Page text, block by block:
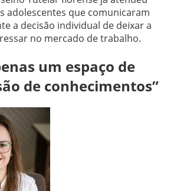
adolescentes que comunicaram
a decisão individual de deixar a
no mercado de trabalho.
um espaço de
de conhecimentos”